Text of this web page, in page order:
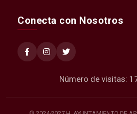
Conecta con Nosotros
Número de visitas: